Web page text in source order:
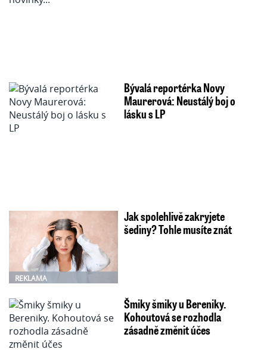
Bývalá reportérka Novy
Maurerová: Neustálý boj o
lásku s LP
REKLAMA
Jak spolehlivě zakryjete
šediny? Tohle musíte znát
Šmiky šmiky u Bereniky.
Kohoutová se rozhodla
zásadně změnit účes